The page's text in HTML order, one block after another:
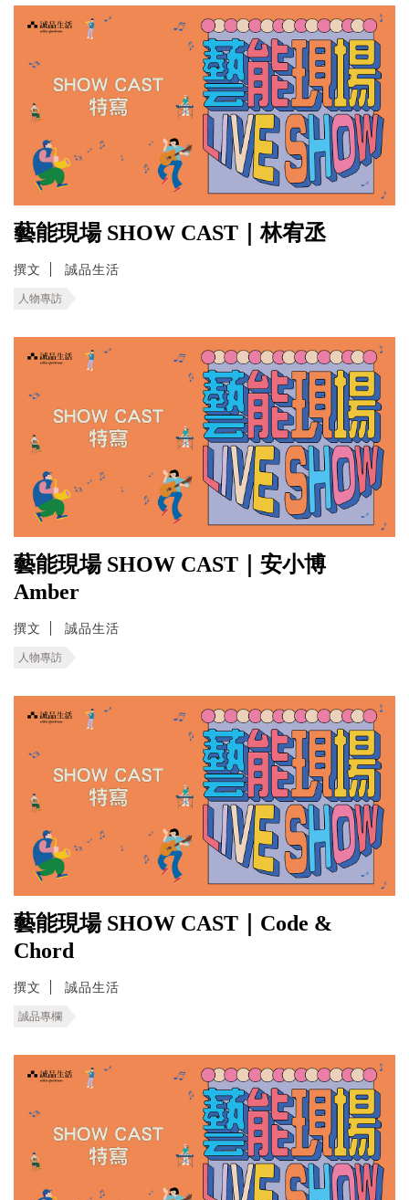
藝能現場 SHOW CAST｜林宥丞
撰文 誠品生活
人物專訪
藝能現場 SHOW CAST｜安小博
Amber
撰文 誠品生活
人物專訪
藝能現場 SHOW CAST｜Code &
Chord
撰文 誠品生活
誠品專欄